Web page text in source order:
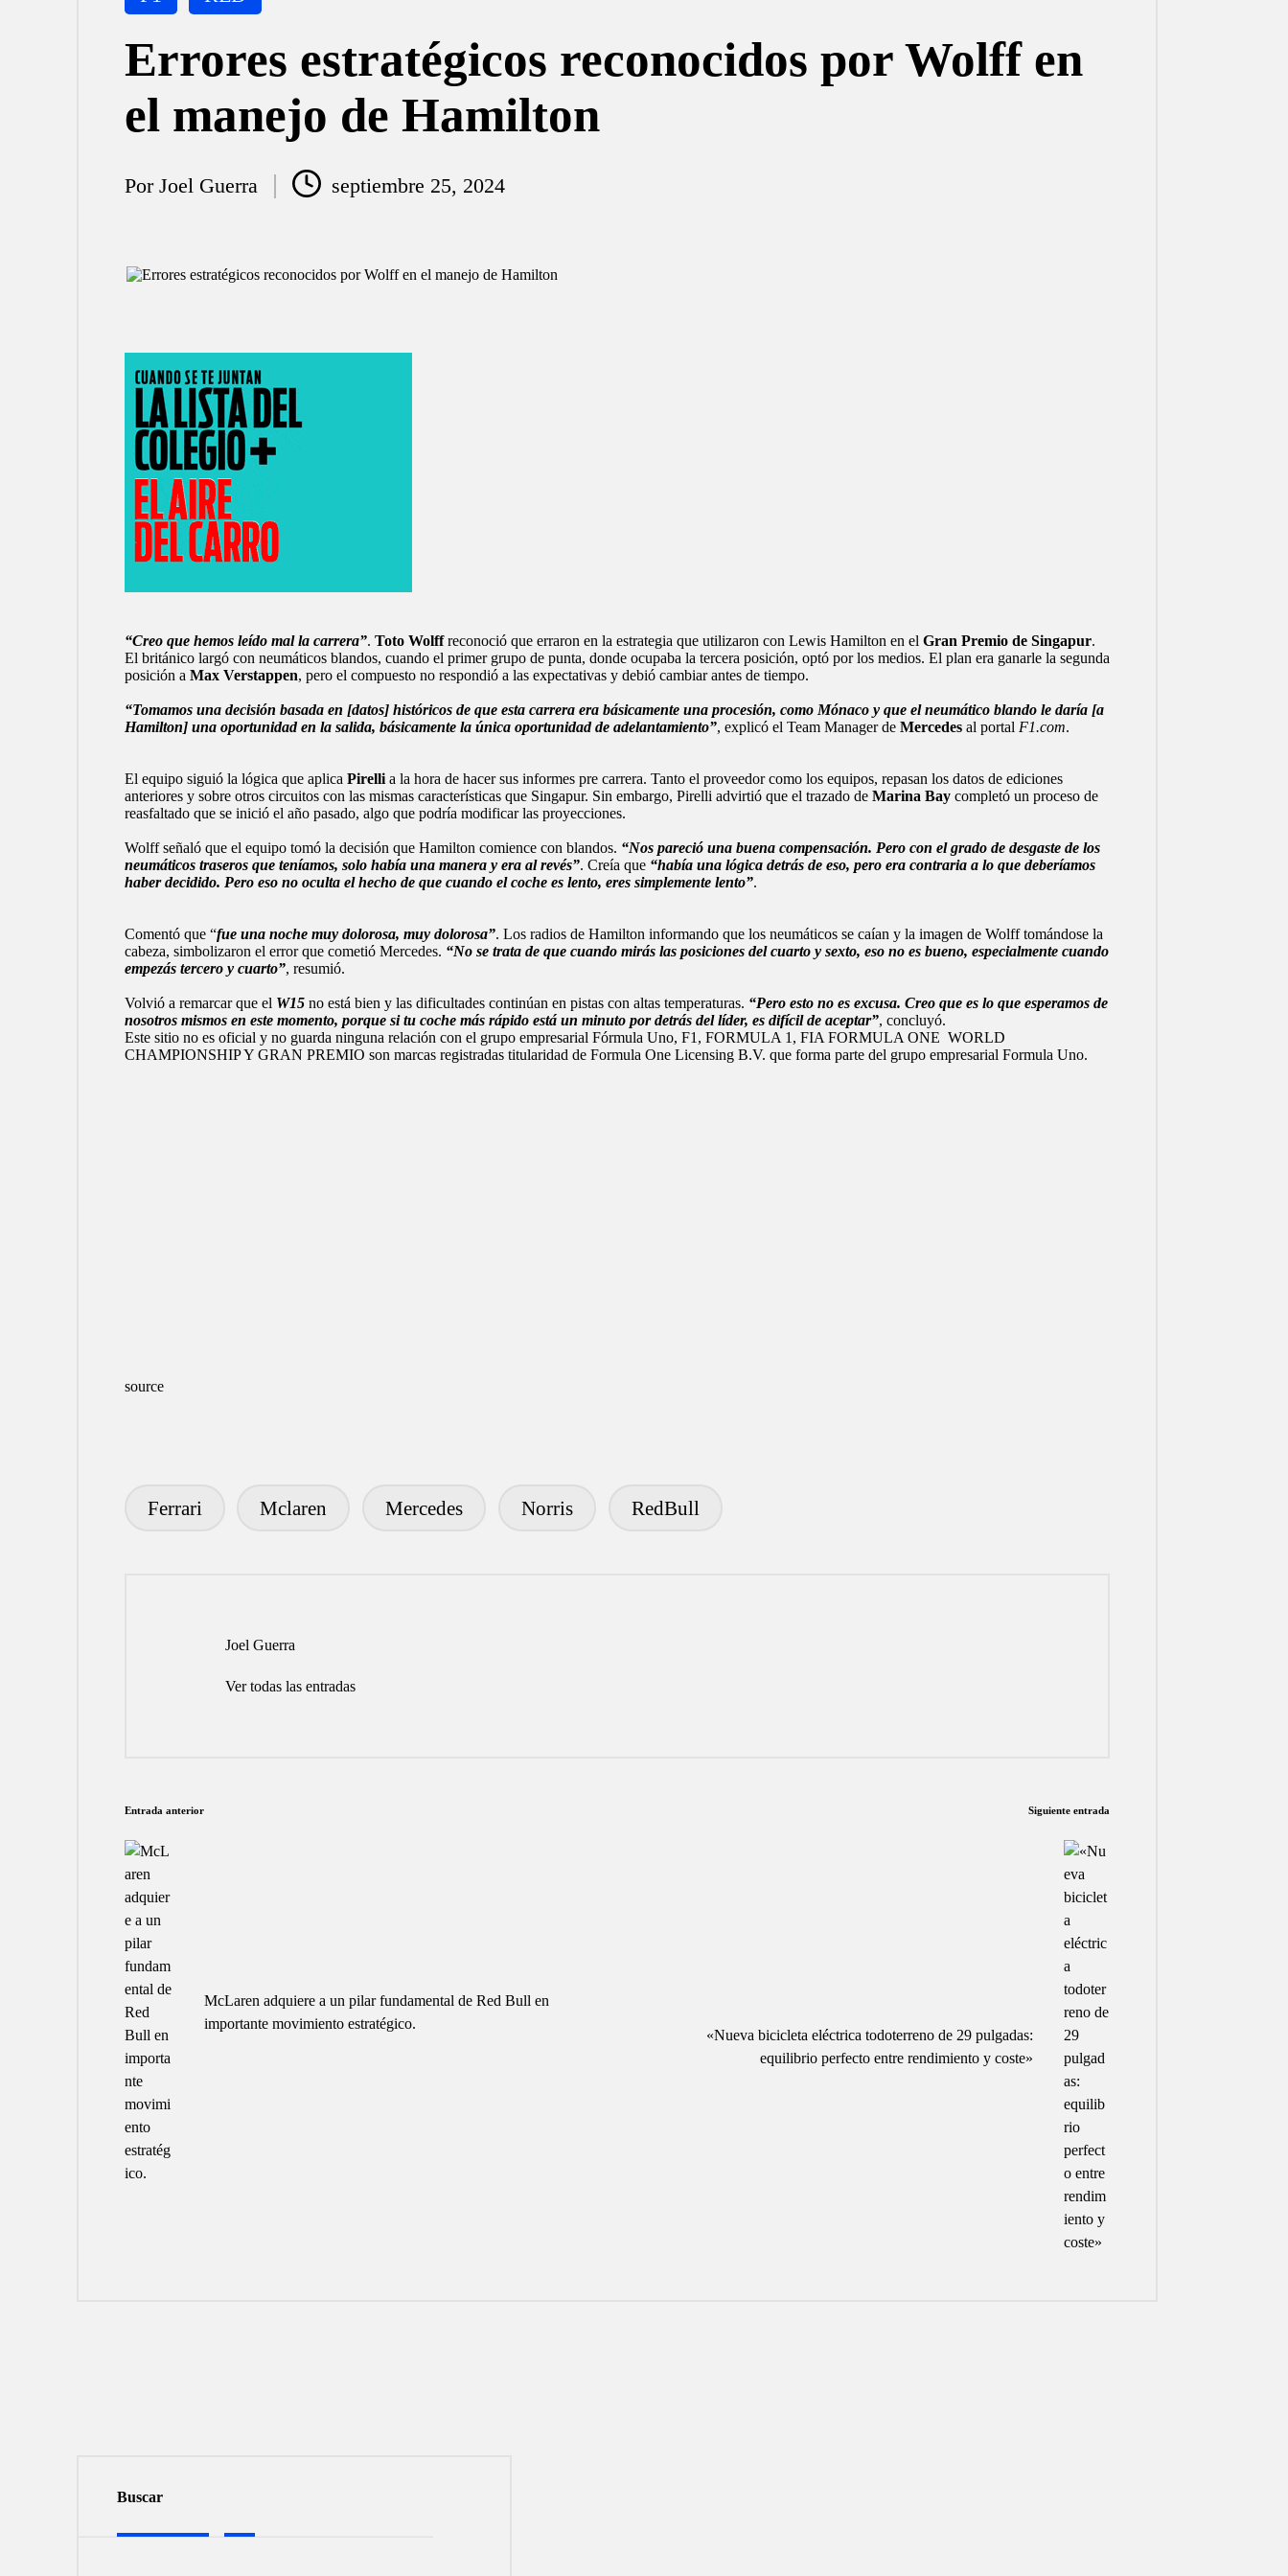
en
Errores estratégicos reconocidos por Wolff en
el manejo de Hamilton
Por Joel Guerra septiembre 25, 2024
“Creo que hemos leído mal la carrera”. Toto Wolffreconoció que erraron en la estrategia que utilizaron con Lewis Hamilton en el Gran Premio de Singapur.
El británico largó con neumáticos blandos, cuando el primer grupo de punta, donde ocupaba la tercera posición, optó por los medios. El plan era ganarle la segunda
posición a Max Verstappen, pero el compuesto no respondió a las expectativas y debió cambiar antes de tiempo.
“Tomamos una decisión basada en [datos] históricos de que esta carrera era básicamente una procesión, como Mónaco y que el neumático blando le daría [a
Hamilton] una oportunidad en la salida, básicamente la única oportunidad de adelantamiento”, explicó el Team Manager de Mercedesal portal F1.com.
El equipo siguió la lógica que aplica Pirellia la hora de hacer sus informes pre carrera. Tanto el proveedor como los equipos, repasan los datos de ediciones
anteriores y sobre otros circuitos con las mismas características que Singapur. Sin embargo, Pirelli advirtió que el trazado de Marina Baycompletó un proceso de
reasfaltado que se inició el año pasado, algo que podría modificar las proyecciones.
Wolff señaló que el equipo tomó la decisión que Hamilton comience con blandos. “Nos pareció una buena compensación. Pero con el grado de desgaste de los
neumáticos traseros que teníamos, solo había una manera y era al revés”. Creía que “había una lógica detrás de eso, pero era contraria a lo que deberíamos
haber decidido. Pero eso no oculta el hecho de que cuando el coche es lento, eres simplemente lento”.
Comentó que “fue una noche muy dolorosa, muy dolorosa”. Los radios de Hamilton informando que los neumáticos se caían y la imagen de Wolff tomándose la
cabeza, simbolizaron el error que cometió Mercedes. “No se trata de que cuando mirás las posiciones del cuarto y sexto, eso no es bueno, especialmente cuando
empezás tercero y cuarto”, resumió.
Volvió a remarcar que el W15no está bien y las dificultades continúan en pistas con altas temperaturas. “Pero esto no es excusa. Creo que es lo que esperamos de
nosotros mismos en este momento, porque si tu coche más rápido está un minuto por detrás del líder, es difícil de aceptar”, concluyó.
Este sitio no es oficial y no guarda ninguna relación con el grupo empresarial Fórmula Uno, F1, FORMULA 1, FIA FORMULA ONE WORLD
CHAMPIONSHIP Y GRAN PREMIO son marcas registradas titularidad de Formula One Licensing B.V. que forma parte del grupo empresarial Formula Uno.
source
Etiquetas:
Ferrari Mclaren Mercedes Norris RedBull
Joel Guerra
Ver todas las entradas
Navegación
de
entradas
Entrada anterior
McLaren adquiere a un pilar fundamental de Red Bull en
importante movimiento estratégico.
Siguiente entrada
«Nueva bicicleta eléctrica todoterreno de 29 pulgadas:
equilibrio perfecto entre rendimiento y coste»
Buscar